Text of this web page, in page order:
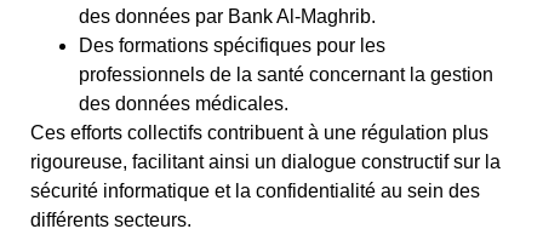
des données par Bank Al-Maghrib.
Des formations spécifiques pour les
professionnels de la santé concernant la gestion
des données médicales.
Ces efforts collectifs contribuent à une régulation plus
rigoureuse, facilitant ainsi un dialogue constructif sur la
sécurité informatique et la confidentialité au sein des
différents secteurs.